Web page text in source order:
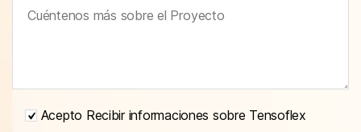
Acepto Recibir informaciones sobre Tensoflex